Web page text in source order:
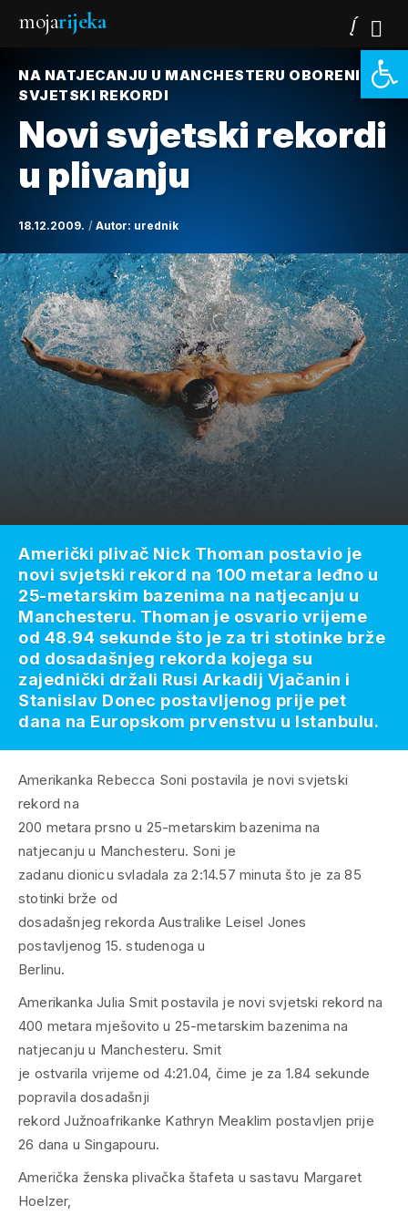
mojarijeka
NA NATJECANJU U MANCHESTERU OBORENI
SVJETSKI REKORDI
Novi svjetski rekordi
u plivanju
18.12.2009. Autor: urednik
Amerikanka Rebecca Soni postavila je novi svjetski
rekord na
200 metara prsno u 25-metarskim bazenima na
natjecanju u Manchesteru. Soni je
zadanu dionicu svladala za 2:14.57 minuta što je za 85
stotinki brže od
dosadašnjeg rekorda Australike Leisel Jones
postavljenog 15. studenoga u
Berlinu.
Amerikanka Julia Smit postavila je novi svjetski rekord na
400 metara mješovito u 25-metarskim bazenima na
natjecanju u Manchesteru. Smit
je ostvarila vrijeme od 4:21.04, čime je za 1.84 sekunde
popravila dosadašnji
rekord Južnoafrikanke Kathryn Meaklim postavljen prije
26 dana u Singapouru.
Američka ženska plivačka štafeta u sastavu Margaret
Hoelzer,
Američki plivač Nick Thoman postavio je
novi svjetski rekord na 100 metara leđno u
25-metarskim bazenima na natjecanju u
Manchesteru. Thoman je osvario vrijeme
od 48.94 sekunde što je za tri stotinke brže
od dosadašnjeg rekorda kojega su
zajednički držali Rusi Arkadij Vjačanin i
Stanislav Donec postavljenog prije pet
dana na Europskom prvenstvu u Istanbulu.